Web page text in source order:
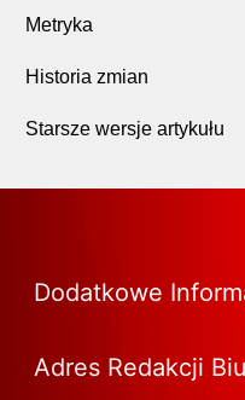
Metryka
Historia zmian
Starsze wersje artykułu
Dodatkowe
Adres Redakcji